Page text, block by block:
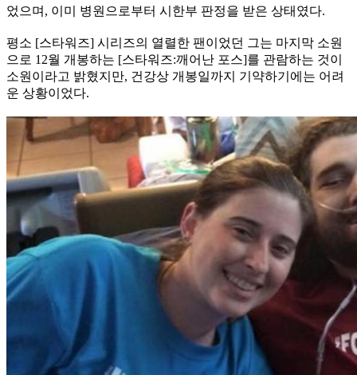
었으며, 이미 병원으로부터 시한부 판정을 받은 상태였다.
평소 [스타워즈] 시리즈의 열렬한 팬이었던 그는 마지막 소원
으로 12월 개봉하는 [스타워즈:깨어난 포스]를 관람하는 것이
소원이라고 밝혔지만, 건강상 개봉일까지 기약하기에는 어려
운 상황이었다.